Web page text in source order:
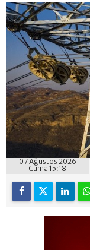
07 Ağustos 2026
Cuma 15:18